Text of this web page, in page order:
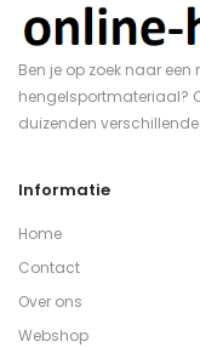
Ben je op zoek naar
hengelsportmateriaal?
duizenden
Informatie
Home
Contact
Over ons
Webshop